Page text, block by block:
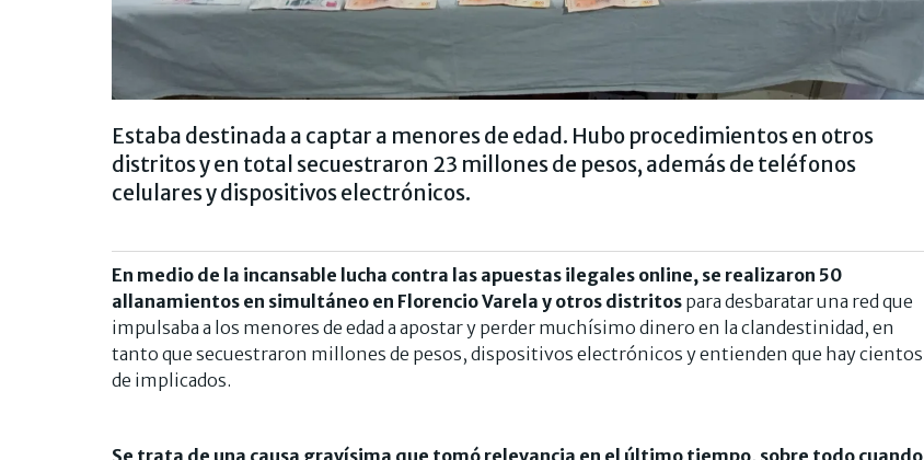
Estaba destinada a captar a menores de edad. Hubo procedimientos en otros
distritos y en total secuestraron 23 millones de pesos, además de teléfonos
celulares y dispositivos electrónicos.
En medio de la incansable lucha contra las apuestas ilegales online, se realizaron 50
allanamientos en simultáneo en Florencio Varela y otros distritos para desbaratar una red que
impulsaba a los menores de edad a apostar y perder muchísimo dinero en la clandestinidad, en
tanto que secuestraron millones de pesos, dispositivos electrónicos y entienden que hay cientos
de implicados.